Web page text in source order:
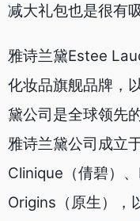
减大礼包也是很有
雅诗兰黛Estee
化妆品旗舰品牌，
黛公司是全球领先
雅诗兰黛公司成立
Clinique（倩碧）
Origins（原生），